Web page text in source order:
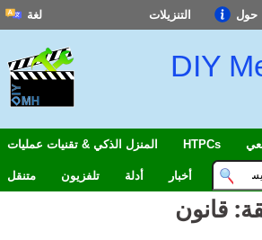
حول التنزيلات لغة
DIY
المنزل الذكي & تقنيات عمليات HTPCs
متنقل تلفزيون أدلة أخبار
قانون